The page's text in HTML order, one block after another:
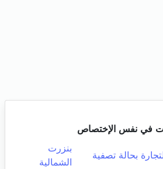
في نفس الإختصاص
بحالة تصفية
بنزرت
الشمالية